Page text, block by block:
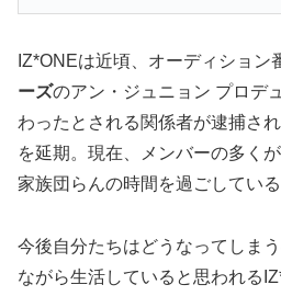
IZ*ONEは近頃、オーディション
ーズのアン・ジュニョン プロデ
わったとされる関係者が逮捕さ
を延期。現在、メンバーの多く
家族団らんの時間を過ごしている
今後自分たちはどうなってしま
ながら生活していると思われる